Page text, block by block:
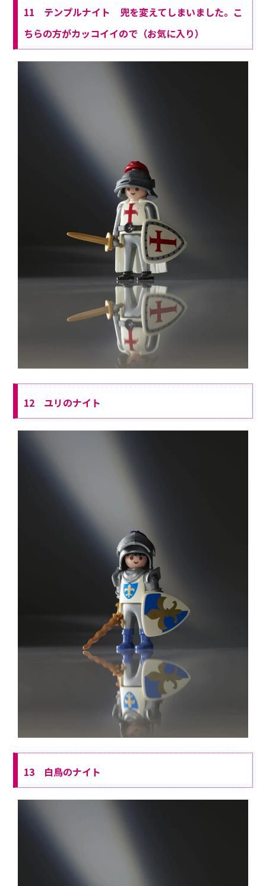
11 テンプルナイト 兜を変えてしまいました。こ
ちらの方がカッコイイので（お気に入り）
12 ユリのナイト
13 白鳥のナイト